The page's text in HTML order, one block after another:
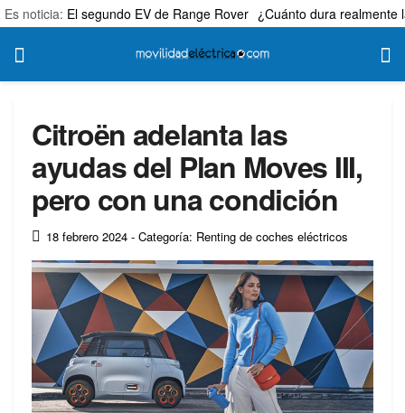
Es noticia: El segundo EV de Range Rover ¿Cuánto dura realmente
Citroën adelanta las
ayudas del Plan Moves III,
pero con una condición
18 febrero 2024 - Categoría: Renting de coches eléctricos